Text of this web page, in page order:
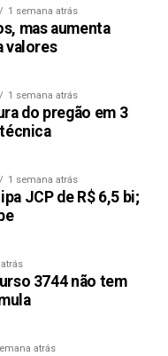
1 semana atrás
mas aumenta
valores
1 semana atrás
do pregão em 3
1 semana atrás
JCP de R$ 6,5 bi;
3744 não tem
atrás